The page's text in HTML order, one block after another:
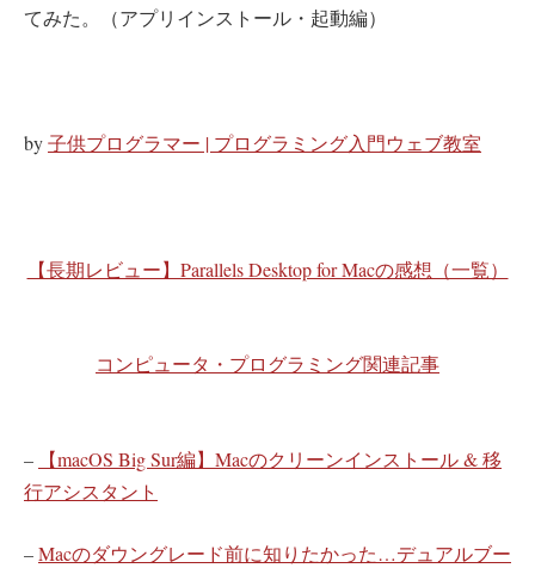
てみた。（アプリインストール・起動編）
by子供プログラマー | プログラミング入門ウェブ教室
【長期レビュー】Parallels Desktop for Macの感想（一覧）
コンピュータ・プログラミング関連記事
–
【macOS Big Sur編】Macのクリーンインストール & 移
行アシスタント
–Macのダウングレード前に知りたかった…デュアルブー